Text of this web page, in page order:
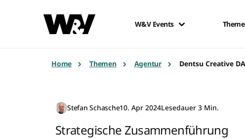
W&V Events
Home Themen Agentur Dentsu Creative
Stefan Schasche10. Apr 2024Lesedauer 3 Min.
Strategische Zusammenführung